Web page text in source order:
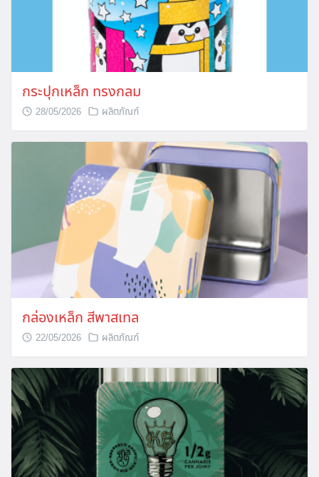
กระปุกเหล็ก ทรงกลม
28/05/2026 ผลิตภัณฑ์
กล่องเหล็ก สีพาสเทล
22/05/2026 ผลิตภัณฑ์